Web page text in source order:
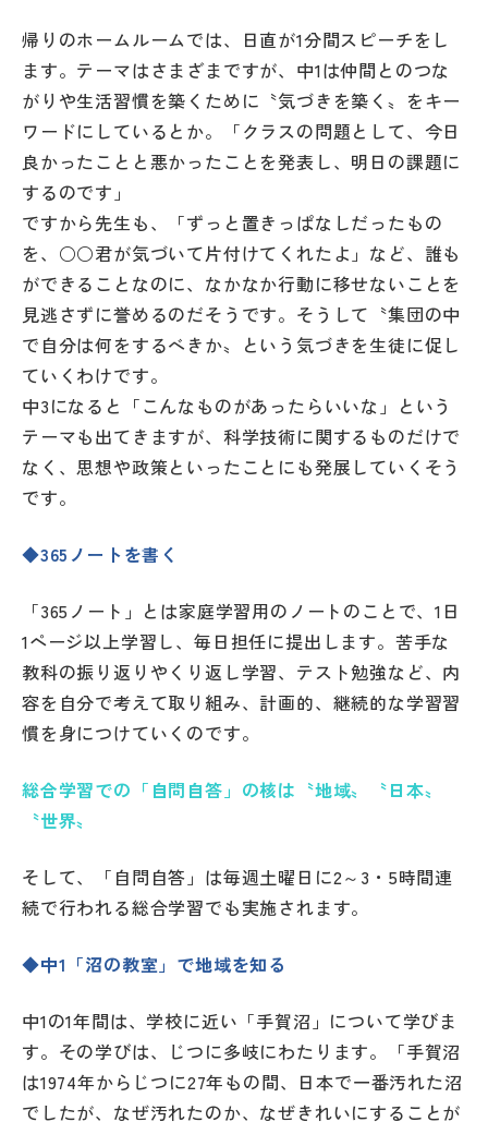
帰りのホームルームでは、日直が1分間スピーチをし
ます。テーマはさまざまですが、中1は仲間とのつな
がりや生活習慣を築くために〝気づきを築く〟をキー
ワードにしているとか。「クラスの問題として、今日
良かったことと悪かったことを発表し、明日の課題に
するのです」
ですから先生も、「ずっと置きっぱなしだったもの
を、○○君が気づいて片付けてくれたよ」など、誰も
ができることなのに、なかなか行動に移せないことを
見逃さずに誉めるのだそうです。そうして〝集団の中
で自分は何をするべきか〟という気づきを生徒に促し
ていくわけです。
中3になると「こんなものがあったらいいな」という
テーマも出てきますが、科学技術に関するものだけで
なく、思想や政策といったことにも発展していくそう
です。
◆365ノートを書く
「365ノート」とは家庭学習用のノートのことで、1日
1ページ以上学習し、毎日担任に提出します。苦手な
教科の振り返りやくり返し学習、テスト勉強など、内
容を自分で考えて取り組み、計画的、継続的な学習習
慣を身につけていくのです。
総合学習での「自問自答」の核は〝地域〟〝日本〟
〝世界〟
そして、「自問自答」は毎週土曜日に2～3・5時間連
続で行われる総合学習でも実施されます。
◆中1「沼の教室」で地域を知る
中1の1年間は、学校に近い「手賀沼」について学びま
す。その学びは、じつに多岐にわたります。「手賀沼
は1974年からじつに27年もの間、日本で一番汚れた沼
でしたが、なぜ汚れたのか、なぜきれいにすることが